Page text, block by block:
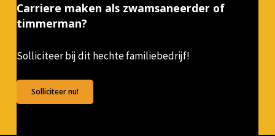
Carriere maken als zwamsaneerder of
timmerman?
Solliciteer bij dit hechte familiebedrijf!
Solliciteer nu!